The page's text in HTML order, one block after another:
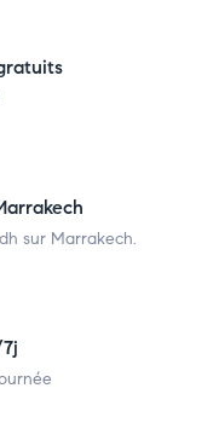
sur Marrakech.